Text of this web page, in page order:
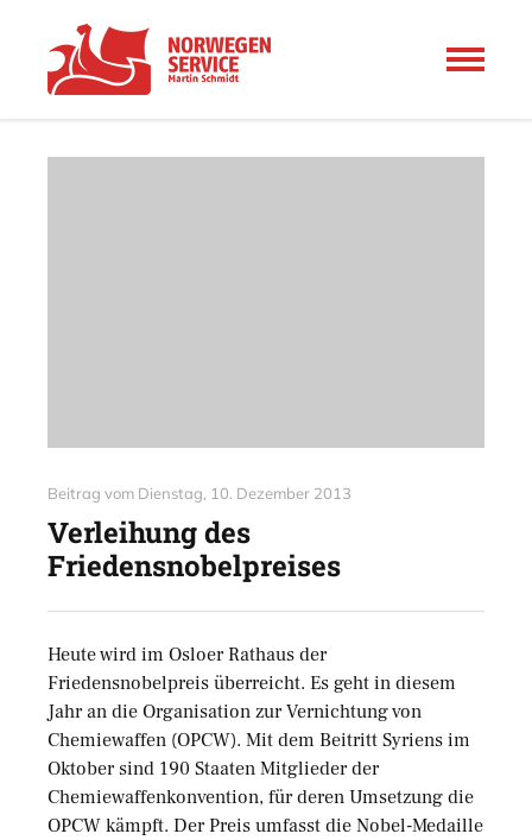
Beitrag vom Dienstag, 10. Dezember 2013
Verleihung des
Friedensnobelpreises
Heute wird im Osloer Rathaus der
Friedensnobelpreis überreicht. Es geht in diesem
Jahr an die Organisation zur Vernichtung von
Chemiewaffen (OPCW). Mit dem Beitritt Syriens im
Oktober sind 190 Staaten Mitglieder der
Chemiewaffenkonvention, für deren Umsetzung die
OPCW kämpft. Der Preis umfasst die Nobel-Medaille